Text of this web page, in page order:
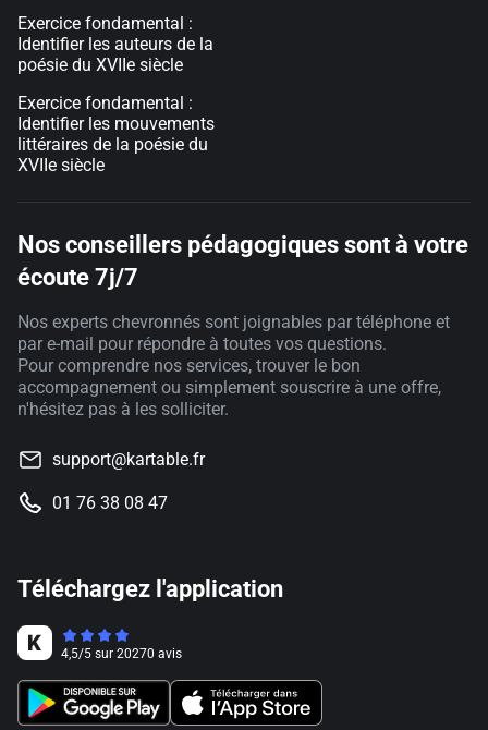
Exercice fondamental :
Identifier les auteurs de la
poésie du XVIIe siècle
Exercice fondamental :
Identifier les mouvements
littéraires de la poésie du
XVIIe siècle
Nos conseillers pédagogiques sont à votre
écoute 7j/7
Nos experts chevronnés sont joignables par téléphone et
par e-mail pour répondre à toutes vos questions.
Pour comprendre nos services, trouver le bon
accompagnement ou simplement souscrire à une offre,
n'hésitez pas à les solliciter.
support@kartable.fr
01 76 38 08 47
Téléchargez l'application
4,5/5 sur 20270 avis